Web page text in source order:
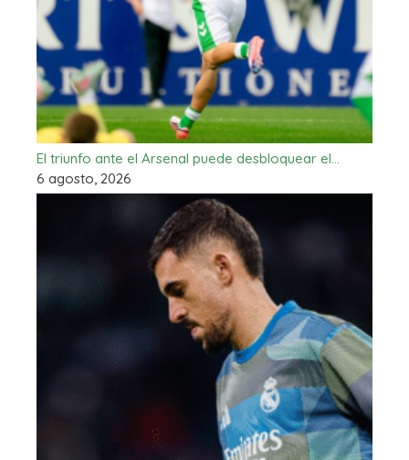
El triunfo ante el Arsenal puede desbloquear el…
6 agosto, 2026